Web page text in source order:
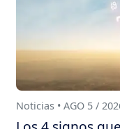
Noticias • AGO 5 /